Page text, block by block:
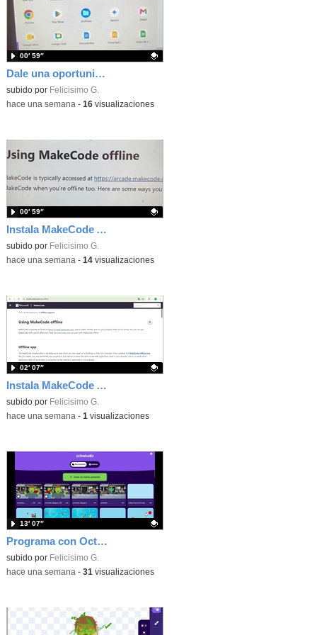
Dale una oportunidad a los Chromebooks y utiliza un proyector para realizar talleres si no tienes pantallas táctiles
Contenido educativo.
subido por Felicisimo G.
00′ 59″
-hace una semana - 16visualizaciones
Instala MakeCode Arcade para trabajar offline en tu tablet, ordenador, Chromebook
Contenido educativo.
subido por Felicisimo G.
00′ 59″
-hace una semana - 14visualizaciones
Instala MakeCode Arcade offline para programar grandes juegos sin necesidad de Internet
Contenido educativo.
subido por Felicisimo G.
02′ 07″
-hace una semana - 1 visualizaciones
Programa con OctoStudio, un juego de disparos contra Zombies con un cargador basado en el House of the dead
Contenido educativo.
subido por Felicisimo G.
13′ 07″
-hace una semana - 31 visualizaciones